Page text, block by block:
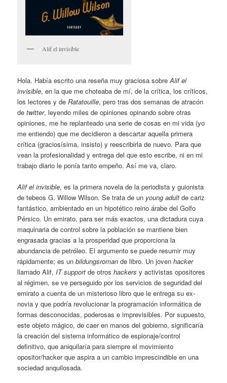
Alif el invisible
Hola. Había escrito una reseña muy graciosa sobreAlif el
invisible, en la que me choteaba de mí, de la crítica, los críticos,
los lectores y deRatatouille, pero tras dos semanas de atracón
detwitter, leyendo miles de opiniones opinando sobre otras
opiniones, me he replanteado una serie de cosas en mi vida (yo
me entiendo) que me decidieron a descartar aquella primera
crítica (graciosísima, insisto) y reescribirla de nuevo. Para que
vean la profesionalidad y entrega del que esto escribe, ni en mi
trabajo diario le ponía tanto empeño. Así me va, claro.
Alif el invisible, es la primera novela de la periodista y guionista
de tebeos G. Willow Wilson. Se trata de un young adult de cariz
fantástico, ambientado en un hipotético reino árabe del Golfo
Pérsico. Un emirato, para ser más exactos, una dictadura cuya
maquinaria de control sobre la población se mantiene bien
engrasada gracias a la prosperidad que proporciona la
abundancia de petróleo. El argumento se puede resumir muy
rápidamente; es unbildungsroman de libro. Un jovenhacker
llamado Alif,IT support de otroshackers y activistas opositores
al régimen, se ve perseguido por los servicios de seguridad del
emirato a cuenta de un misterioso libro que le entrega su ex-
novia y que podría revolucionar la programación informática de
formas desconocidas, poderosas e imprevisibles. Por supuesto,
este objeto mágico, de caer en manos del gobierno, significaría
la creación del sistema informático de espionaje/control
definitivo, que aniquilaría para siempre el movimiento
opositor/hacker que aspira a un cambio imprescindible en una
sociedad anquilosada.